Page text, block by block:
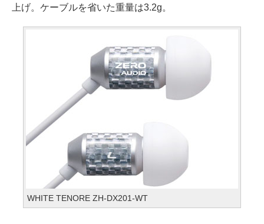
上げ。ケーブルを省いた重量は3.2g。
WHITE TENORE ZH-DX201-WT